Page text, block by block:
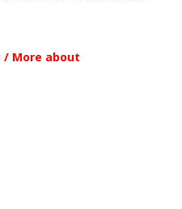
/ More about